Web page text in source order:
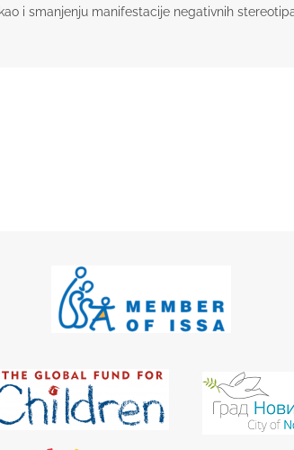
i smanjenju manifestacije negativnih